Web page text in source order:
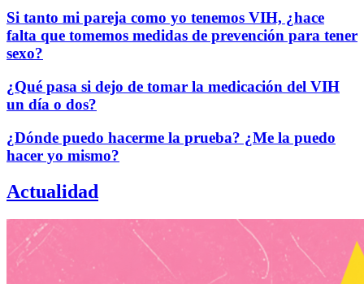
Si tanto mi pareja como yo tenemos VIH, ¿hace
falta que tomemos medidas de prevención para tener
sexo?
¿Qué pasa si dejo de tomar la medicación del VIH
un día o dos?
¿Dónde puedo hacerme la prueba? ¿Me la puedo
hacer yo mismo?
Actualidad